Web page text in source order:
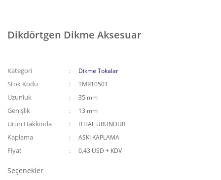
Dikdörtgen Dikme Aksesuar
Kategori Dikme Tokalar
Stok Kodu TMR10501
Uzunluk 35 mm
Genişlik 13 mm
Ürün Hakkında İTHAL ÜRÜNDÜR
Kaplama ASKI KAPLAMA
Fiyat 0,43 USD + KDV
Seçenekler